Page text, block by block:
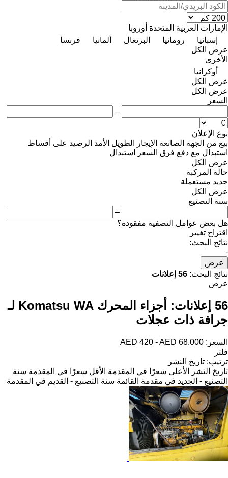
الإمارات العربية المتحدة أوروبا
إسبانيا
رومانيا البرتغال ألمانيا
فرنسا
عرض الكل
الأخرى
أوكرانيا
عرض الكل
عرض الكل
السعر
–
نوع الإعلان
بيع من الجهة الصانعة الإيجار الطويل الأمد الرصيد على أقساط
استبدال مع دفع فرق السعر
استبدال
عرض الكل
حالة المركبة
جديد مستعملة
عرض الكل
سنة التصنيع
–
هل بعض عوامل التصفية مفقودة؟
اقتراح تغيير
نتائج البحث:
-
عرض
نتائج البحث: 56 إعلانات
عرض
56 إعلانات:
أجزاء المحرك Komatsu WA لـ
جرافة ذات عجلات
السعر: AED 420 - AED 68,000
فلتر
ترتيب: تاريخ النشر
تاريخ النشر
الأعلى سعرًا في المقدمة الأقل سعرًا في المقدمة سنة
التصنيع - الجديد في مقدمة القائمة سنة التصنيع - القديم في المقدمة